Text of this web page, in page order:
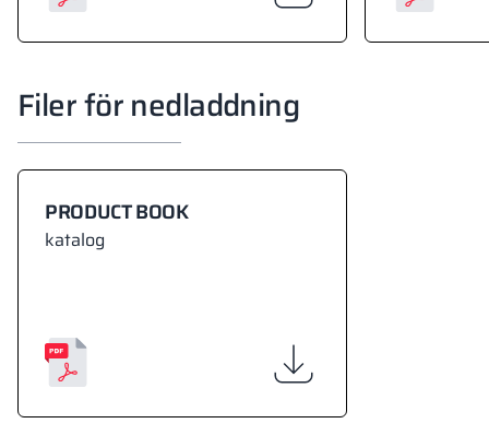
Filer för nedladdning
PRODUCT BOOK
katalog